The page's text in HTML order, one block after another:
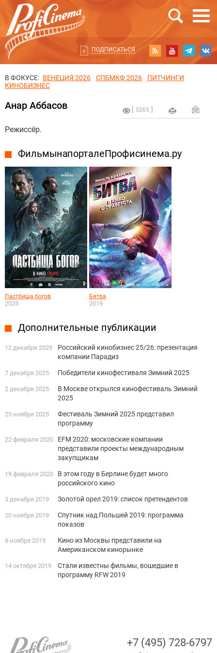
ПОДПИСАТЬСЯ
В ФОКУСЕ: ВЕНЕЦИЯ 2026 СПБМКФ 2026
ПИТЧИНГИ
КИНОБИЗНЕС
5265
Анар Аббасов
Режиссёр.
Фильмы на портале Профисинема.ру
Пастбища богов
2025
Битва
2019
Дополнительные публикации
12 декабря 2025
Российский кинобизнес 25/26: презентация
компании Парадиз
7 декабря 2025 Победители кинофестиваля Зимний 2025
2 декабря 2025
В Москве открылся кинофестиваль Зимний
2025
25 ноября 2025
Фестиваль Зимний 2025 представил
программу
22 февраля 2020
EFM 2020: московские компании
представили проекты международным
закупщикам
19 февраля 2020
В этом году в Берлине будет много
российского кино
3 декабря 2019 Золотой орел 2019: список претендентов
20 ноября 2019
Спутник над Польшей 2019: программа
показов
8 ноября 2019
Кино из Москвы представили на
Американском кинорынке
14 октября 2019
Стали известны фильмы, вошедшие в
программу RFW 2019
+7 (495) 728-6797